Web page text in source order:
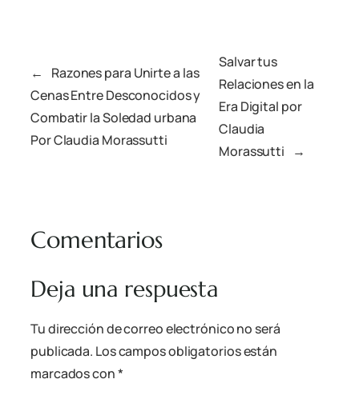
←
Razones para Unirte a las
Cenas Entre Desconocidos y
Combatir la Soledad urbana
Por Claudia Morassutti
Salvar tus
Relaciones en la
Era Digital por
Claudia
Morassutti
→
Comentarios
Deja una respuesta
Tu dirección de correo electrónico no será
publicada. Los campos obligatorios están
marcados con*